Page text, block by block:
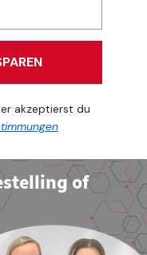
akzeptierst du
of